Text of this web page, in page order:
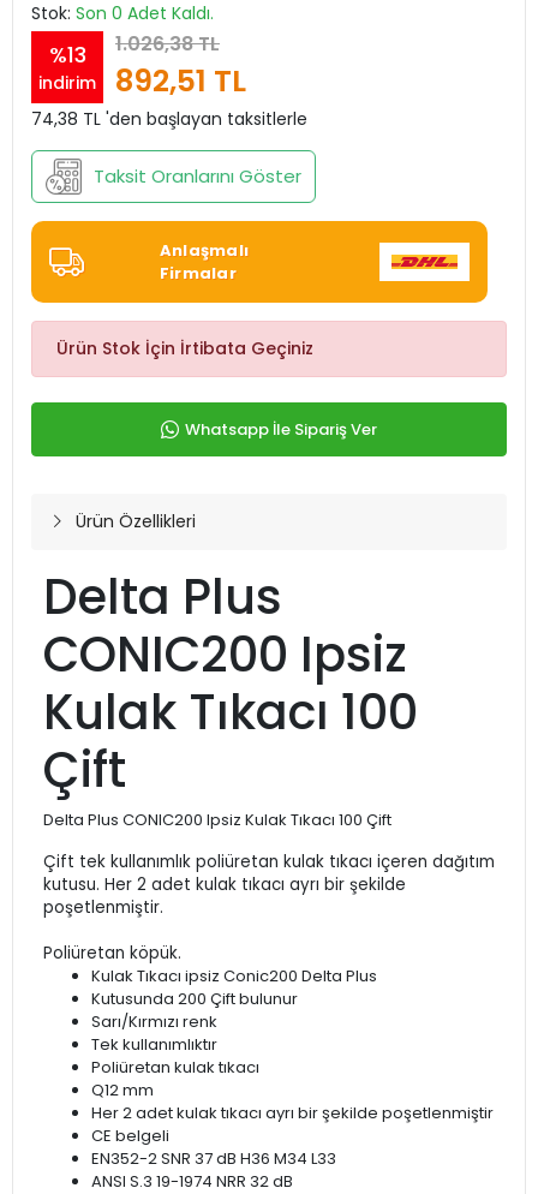
Stok: Son 0 Adet Kaldı.
%13
indirim
1.026,38 TL
892,51 TL
74,38 TL 'den başlayan taksitlerle
Taksit Oranlarını Göster
Anlaşmalı
Firmalar
Ürün Stok İçin İrtibata Geçiniz
Whatsapp İle Sipariş Ver
Ürün Özellikleri
Delta Plus
CONIC200 Ipsiz
Kulak Tıkacı 100
Çift
Delta Plus CONIC200 Ipsiz Kulak Tıkacı 100 Çift
Çift tek kullanımlık poliüretan kulak tıkacı içeren dağıtım
kutusu. Her 2 adet kulak tıkacı ayrı bir şekilde
poşetlenmiştir.
Poliüretan köpük.
Kulak Tıkacı ipsiz Conic200 Delta Plus
Kutusunda 200 Çift bulunur
Sarı/Kırmızı renk
Tek kullanımlıktır
Poliüretan kulak tıkacı
Q12 mm
Her 2 adet kulak tıkacı ayrı bir şekilde poşetlenmiştir
CE belgeli
EN352-2 SNR 37 dB H36 M34 L33
ANSI S.3 19-1974 NRR 32 dB